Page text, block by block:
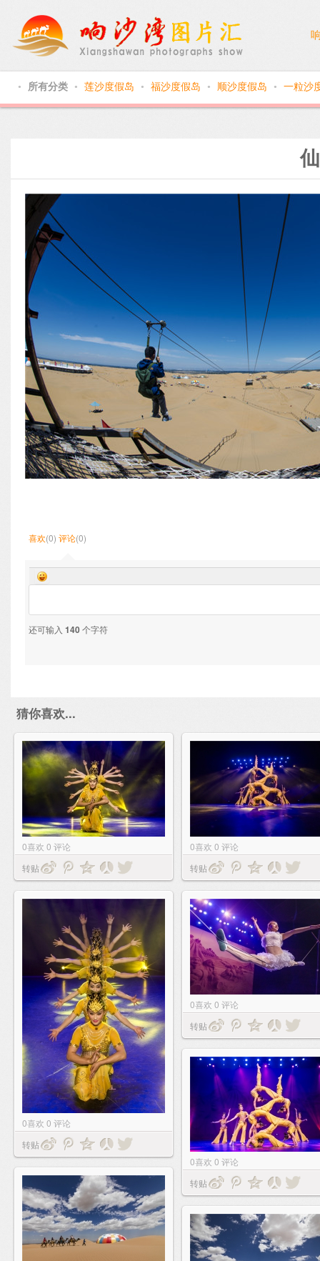
● 所有分类 ● 莲沙度假岛 ● 福沙度假岛 ● 顺沙度假岛 ● 一粒沙
喜欢(0) 评论(0)
还可输入 140个字符
猜你喜欢...
0喜欢 0 评论
转贴
0喜欢 0 评论
转贴
0喜欢 0 评论
转贴
0喜欢 0 评论
转贴
0喜欢 0 评论
转贴